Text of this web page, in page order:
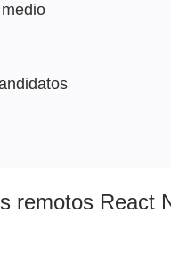
remotos React